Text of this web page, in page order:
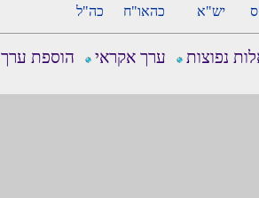
יש"א כהאו"ח כה"ל
נפוצות ערך אקראי הוספת ערך